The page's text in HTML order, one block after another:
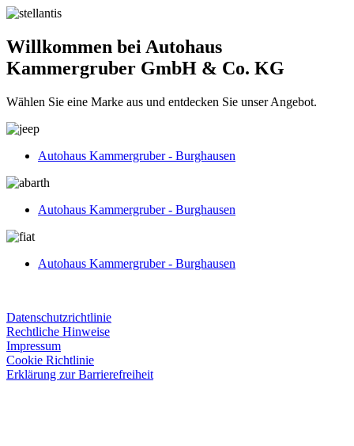
Willkommen bei Autohaus
Kammergruber GmbH & Co. KG
Wählen Sie eine Marke aus und entdecken Sie unser Angebot.
Autohaus Kammergruber - Burghausen
Autohaus Kammergruber - Burghausen
Autohaus Kammergruber - Burghausen
Datenschutzrichtlinie
Rechtliche Hinweise
Impressum
Cookie Richtlinie
Erklärung zur Barrierefreiheit